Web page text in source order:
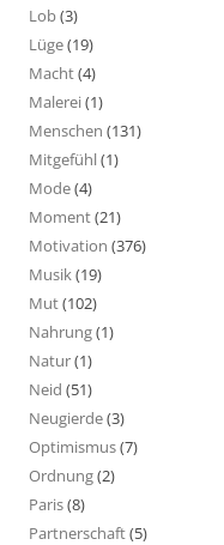
Lob(3)
Lüge(19)
Macht(4)
Malerei(1)
Menschen (131)
Mitgefühl(1)
Mode(4)
Moment(21)
Motivation (376)
Musik(19)
Mut(102)
Nahrung(1)
Natur(1)
Neid (51)
Neugierde(3)
Optimismus(7)
Ordnung(2)
Paris(8)
Partnerschaft(5)